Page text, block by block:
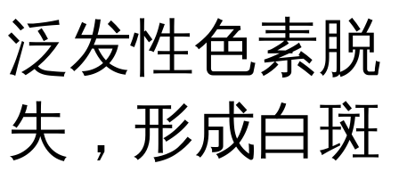
泛发性色素脱
失，形成白斑